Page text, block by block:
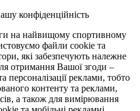
конфіденційність
на найвищому спортивному
файли cookie та
які забезпечують належне
отримання Вашої згоди –
персоналізації реклами, тобто
контенту та реклами,
а також для вимірювання